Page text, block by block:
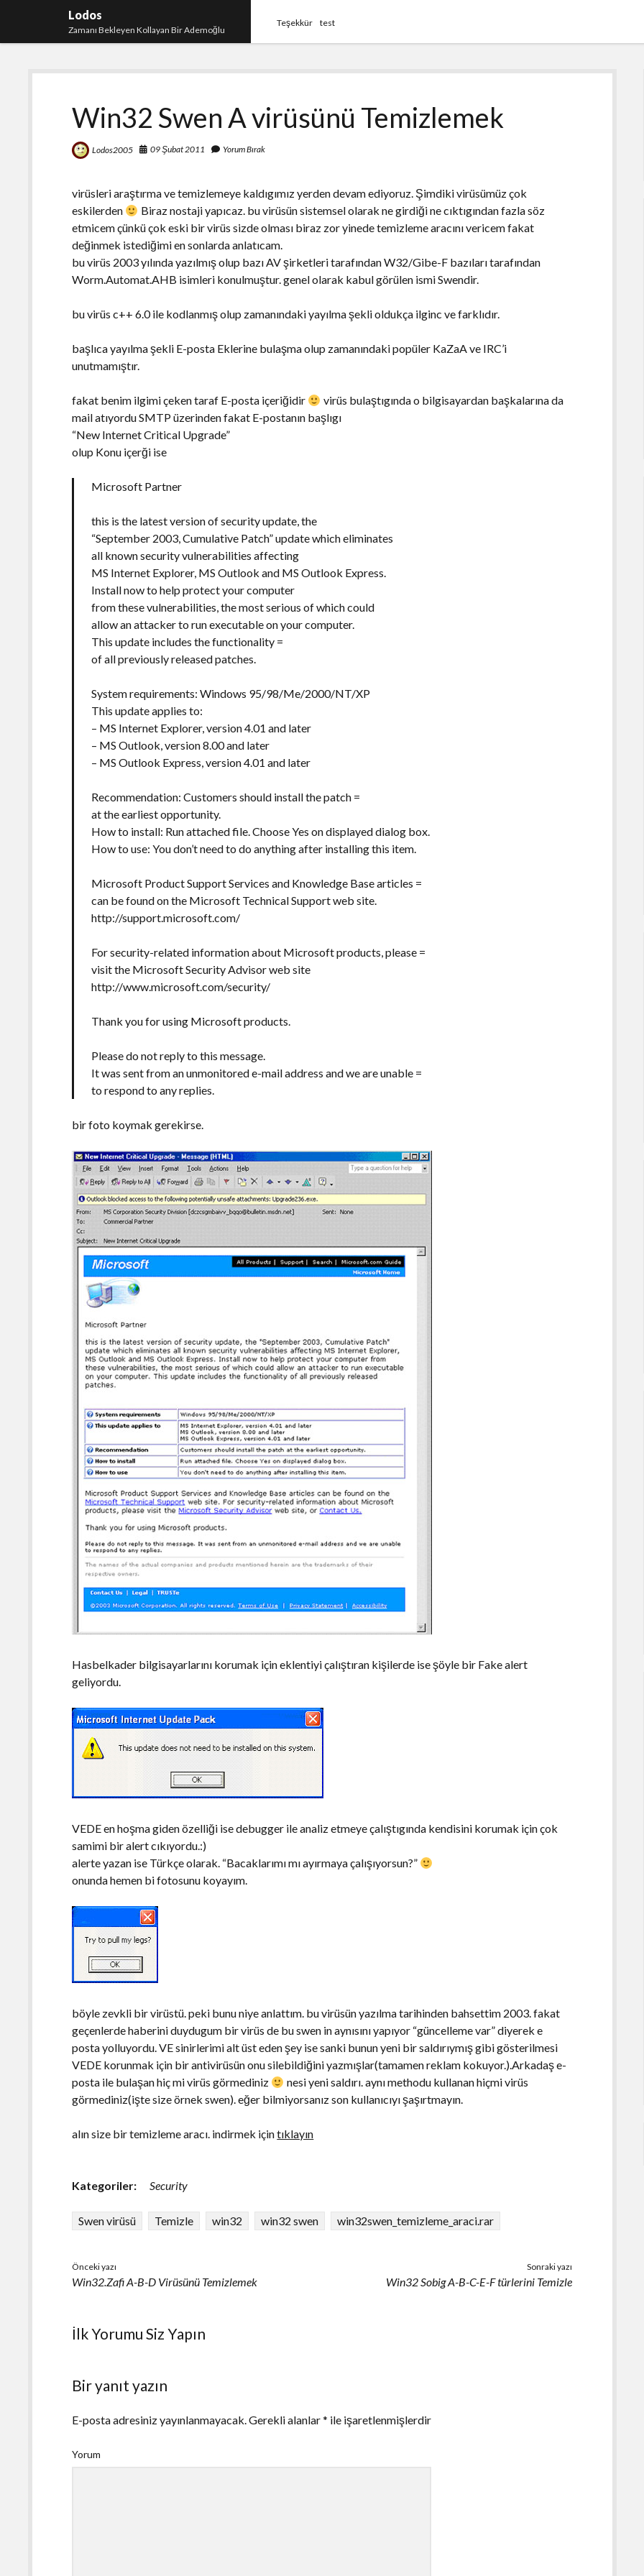
Lodos
Zamanı Bekleyen Kollayan Bir Ademoğlu
Teşekkür test
Win32 Swen A virüsünü Temizlemek
Lodos2005 09 Şubat 2011 Yorum Bırak
virüsleri araştırma ve temizlemeye kaldıgımız yerden devam ediyoruz. Şimdiki virüsümüz çok
eskilerden
Biraz nostaji yapıcaz. bu virüsün sistemsel olarak ne girdiği ne cıktıgından fazla söz
etmicem çünkü çok eski bir virüs sizde olması biraz zor yinede temizleme aracını vericem fakat
değinmek istediğimi en sonlarda anlatıcam.
bu virüs 2003 yılında yazılmış olup bazı AV şirketleri tarafından W32/Gibe-F bazıları tarafından
Worm.Automat.AHB isimleri konulmuştur. genel olarak kabul görülen ismi Swendir.
bu virüs c++ 6.0 ile kodlanmış olup zamanındaki yayılma şekli oldukça ilginc ve farklıdır.
başlıca yayılma şekli E-posta Eklerine bulaşma olup zamanındaki popüler KaZaA ve IRC’i
unutmamıştır.
fakat benim ilgimi çeken taraf E-posta içeriğidir
virüs bulaştıgında o bilgisayardan başkalarına da
mail atıyordu SMTP üzerinden fakat E-postanın başlıgı
“New Internet Critical Upgrade”
olup Konu içerği ise
Microsoft Partner
this is the latest version of security update, the
“September 2003, Cumulative Patch” update which eliminates
all known security vulnerabilities affecting
MS Internet Explorer, MS Outlook and MS Outlook Express.
Install now to help protect your computer
from these vulnerabilities, the most serious of which could
allow an attacker to run executable on your computer.
This update includes the functionality =
of all previously released patches.
System requirements: Windows 95/98/Me/2000/NT/XP
This update applies to:
– MS Internet Explorer, version 4.01 and later
– MS Outlook, version 8.00 and later
– MS Outlook Express, version 4.01 and later
Recommendation: Customers should install the patch =
at the earliest opportunity.
How to install: Run attached file. Choose Yes on displayed dialog box.
How to use: You don’t need to do anything after installing this item.
Microsoft Product Support Services and Knowledge Base articles =
can be found on the Microsoft Technical Support web site.
http://support.microsoft.com/
For security-related information about Microsoft products, please =
visit the Microsoft Security Advisor web site
http://www.microsoft.com/security/
Thank you for using Microsoft products.
Please do not reply to this message.
It was sent from an unmonitored e-mail address and we are unable =
to respond to any replies.
bir foto koymak gerekirse.
Hasbelkader bilgisayarlarını korumak için eklentiyi çalıştıran kişilerde ise şöyle bir Fake alert
geliyordu.
VEDE en hoşma giden özelliği ise debugger ile analiz etmeye çalıştıgında kendisini korumak için çok
samimi bir alert cıkıyordu.:)
alerte yazan ise Türkçe olarak. “Bacaklarımı mı ayırmaya çalışıyorsun?”
onunda hemen bi fotosunu koyayım.
böyle zevkli bir virüstü. peki bunu niye anlattım. bu virüsün yazılma tarihinden bahsettim 2003. fakat
geçenlerde haberini duydugum bir virüs de bu swen in aynısını yapıyor “güncelleme var” diyerek e
posta yolluyordu. VE sinirlerimi alt üst eden şey ise sanki bunun yeni bir saldırıymış gibi gösterilmesi
VEDE korunmak için bir antivirüsün onu silebildiğini yazmışlar(tamamen reklam kokuyor.).Arkadaş e-
posta ile bulaşan hiç mi virüs görmediniz
nesi yeni saldırı. aynı methodu kullanan hiçmi virüs
görmediniz(işte size örnek swen). eğer bilmiyorsanız son kullanıcıyı şaşırtmayın.
alın size bir temizleme aracı. indirmek içintıklayın
Kategoriler: Security
Swen virüsü Temizle win32 win32 swen win32swen_temizleme_araci.rar
Önceki yazı
Win32.Zafi A-B-D Virüsünü Temizlemek
Sonraki yazı
Win32 Sobig A-B-C-E-F türlerini Temizle
İlk Yorumu Siz Yapın
Bir yanıt yazın
E-posta adresiniz yayınlanmayacak.Gerekli alanlar* ile işaretlenmişlerdir
Yorum